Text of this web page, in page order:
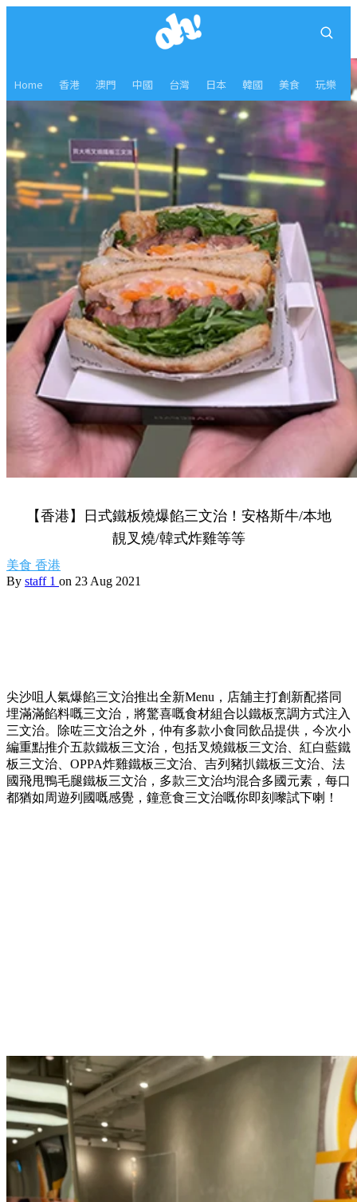
Home 香港 澳門 中國 台灣 日本 韓國 美食 玩樂
【香港】日式鐵板燒爆餡三文治！安格斯牛/本地
靚叉燒/韓式炸雞等等
美食 香港
By staff 1 on 23 Aug 2021
尖沙咀人氣爆餡三文治推出全新Menu，店舖主打創新配搭同
埋滿滿餡料嘅三文治，將驚喜嘅食材組合以鐵板烹調方式注入
三文治。除咗三文治之外，仲有多款小食同飲品提供，今次小
編重點推介五款鐵板三文治，包括叉燒鐵板三文治、紅白藍鐵
板三文治、OPPA炸雞鐵板三文治、吉列豬扒鐵板三文治、法
國飛甩鴨毛腿鐵板三文治，多款三文治均混合多國元素，每口
都猶如周遊列國嘅感覺，鐘意食三文治嘅你即刻嚟試下喇！